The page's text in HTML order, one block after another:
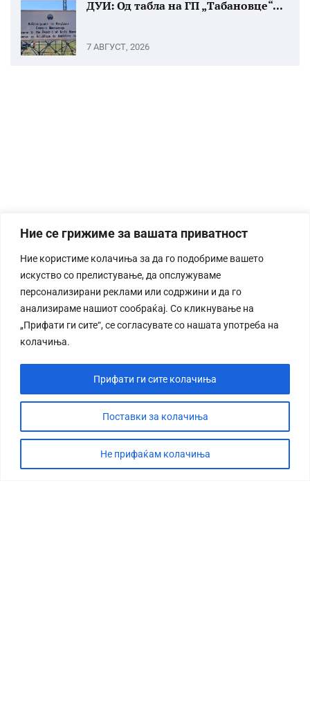
Ние се грижиме за вашата приватност
Ние користиме колачиња за да го подобриме вашето
искуство со прелистување, да опслужуваме
персонализирани реклами или содржини и да го
анализираме нашиот сообраќај. Со кликнување на
„Прифати ги сите“, се согласувате со нашата употреба на
колачиња.
Поставки за колачиња
Не прифаќам колачиња
Прифати ги сите колачиња
ДУИ: Од табла на ГП „Табановце“...
7 АВГУСТ, 2026